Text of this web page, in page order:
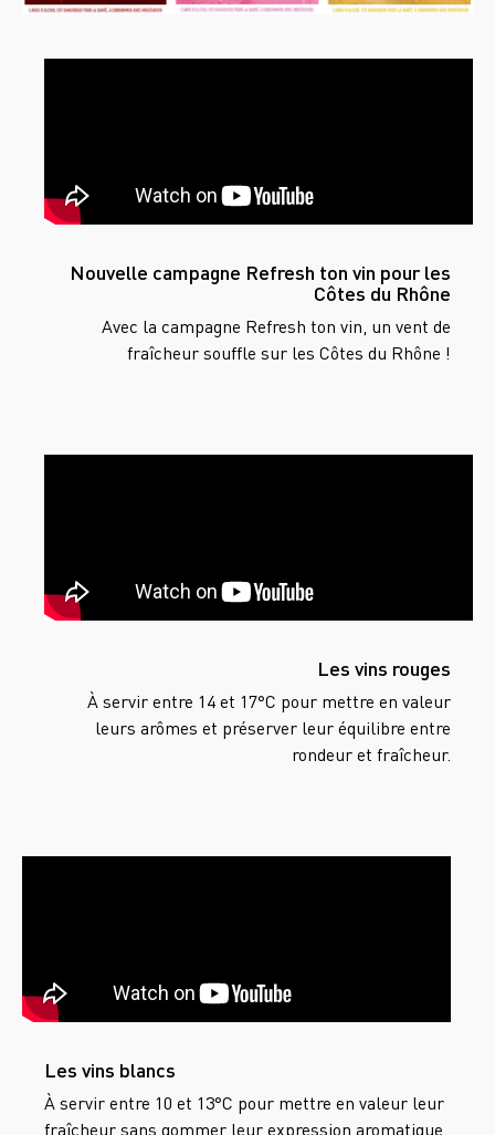
Nouvelle campagne Refresh ton vin pour les
Côtes du Rhône
Avec la campagne Refresh ton vin, un vent de
fraîcheur souffle sur les Côtes du Rhône !
Les vins rouges
À servir entre 14 et 17°C pour mettre en valeur
leurs arômes et préserver leur équilibre entre
rondeur et fraîcheur.
Les vins blancs
À servir entre 10 et 13°C pour mettre en valeur leur
fraîcheur sans gommer leur expression aromatique.